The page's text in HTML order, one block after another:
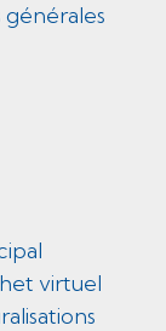
virtuel